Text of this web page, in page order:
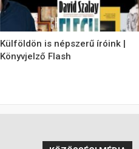
Külföldön is népszerű íróink |
Könyvjelző Flash